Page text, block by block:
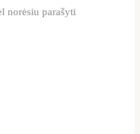
norėsiu parašyti